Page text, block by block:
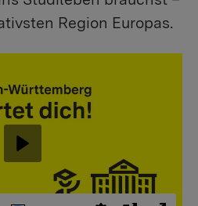
Region Europas.
Abspielen